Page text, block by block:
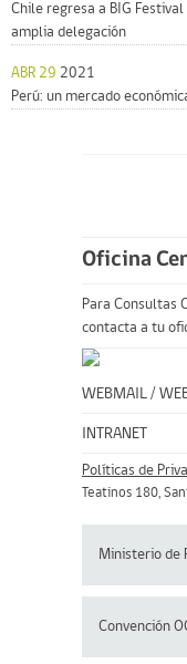
Chile regresa a BIG
amplia delegación
ABR 29 2021
Perú: un mercado
Oficina
Para Consultas
contacta a tu
WEBMAIL /
INTRANET
Políticas de
Teatinos 180,
Ministerio de
Convención